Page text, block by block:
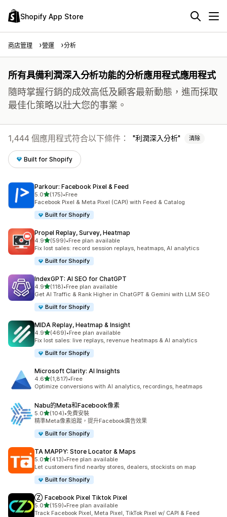
Shopify App Store
商店管理 營運 分析
所有具備利潤深入分析功能的分析應用程式應用程式
隨時掌握行銷的成效高低及顧客最新動態，進而採取
最佳化策略以壯大您的事業。
1,444 個應用程式符合以下條件： 利潤深入分析 清除
Built for Shopify
Parkour: Facebook Pixel & Feed
5.0滿分 5 顆星
(175)
共有 175 則評價
•Free
Facebook Pixel & Meta Pixel (CAPI) with Feed & Catalog
Built for Shopify
Propel Replay, Survey, Heatmap
4.9滿分 5 顆星
(599)
共有 599 則評價
•Free plan available
Fix lost sales: record session replays, heatmaps, AI analytics
Built for Shopify
IndexGPT: AI SEO for ChatGPT
4.9滿分 5 顆星
(118)
共有 118 則評價
•Free plan available
Get AI Traffic & Rank Higher in ChatGPT & Gemini with LLM SEO
Built for Shopify
MIDA Replay, Heatmap & Insight
4.9滿分 5 顆星
(469)
共有 469 則評價
•Free plan available
Fix lost sales: live replays, revenue heatmaps & AI analytics
Built for Shopify
Microsoft Clarity: AI Insights
4.6滿分 5 顆星
(1,817)
共有 1817 則評價
•Free
Optimize conversions with AI analytics, recordings, heatmaps
Nabu的Meta和Facebook像素
5.0滿分 5 顆星
(104)
共有 104 則評價
•免費安裝
精準Meta像素追蹤，提升Facebook廣告效果
Built for Shopify
TA MAPPY: Store Locator & Maps
5.0滿分 5 顆星
(413)
共有 413 則評價
•Free plan available
Let customers find nearby stores, dealers, stockists on map
Built for Shopify
Ⓩ Facebook Pixel Tiktok Pixel
5.0滿分 5 顆星
(159)
共有 159 則評價
•Free plan available
Track Facebook Pixel, Meta Pixel, TikTok Pixel w/ CAPI & Feed